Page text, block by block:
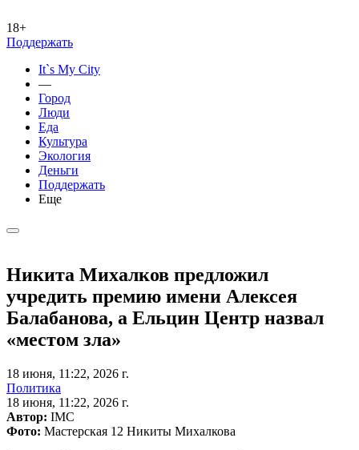
18+
Поддержать
It`s My City
—
Город
Люди
Еда
Культура
Экология
Деньги
Поддержать
Еще
Никита Михалков предложил
учредить премию имени Алексея
Балабанова, а Ельцин Центр назвал
«местом зла»
18 июня, 11:22, 2026 г.
Политика
18 июня, 11:22, 2026 г.
Автор: IMC
Фото: Мастерская 12 Никиты Михалкова